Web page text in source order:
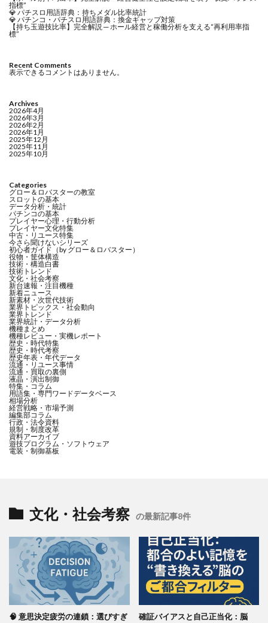
指標”
💎 パチスロ用語辞典：持ちメダル比率統計
💎 パチンコ・パチスロ用語辞典：換金ギャップ対策
【持ち玉遊技比率】完全解説 ─ ホール経営と稼働分析を支える“再利用率指
標”
Recent Comments
表示できるコメントはありません。
Archives
2026年4月
2026年3月
2026年2月
2026年1月
2025年12月
2025年11月
2025年10月
Categories
グロー＆ロバスターの教室
スロットの基本
データ分析・統計
パチンコの基本
プレイヤー心理・行動分析
プレイヤー文化特集
中古・リユース特集
今さら聞けないシリーズ
初心者ガイド（by グロー＆ロバスター）
役物・筐体構造
技術・構造白書
技術トレンド
文化・社会考察
新台速報・注目機種
新着ニュース
新素材・次世代技術
業界トピックス・社会動向
業界トレンド
業界統計・データ分析
機種まとめ
機種レビュー・実機レポート
歴史・時代特集
歴史・時代考察
歴史年表・年代データ
流通・リユース事情
流通・買取の裏側
液晶・演出制御
特集・コラム
用語集・専門ワードデータベース
相場分析
経営戦略・市場予測
編集部コラム
行政・法令資料
規制・制度改革
資料アーカイブ
遊技プログラム・ソフトウェア
電装・制御基板
文化・社会考察 の最新記事8件
🧠 意思決定疲労の連鎖：選びすぎ
確証バイアスと自己正当化：脳